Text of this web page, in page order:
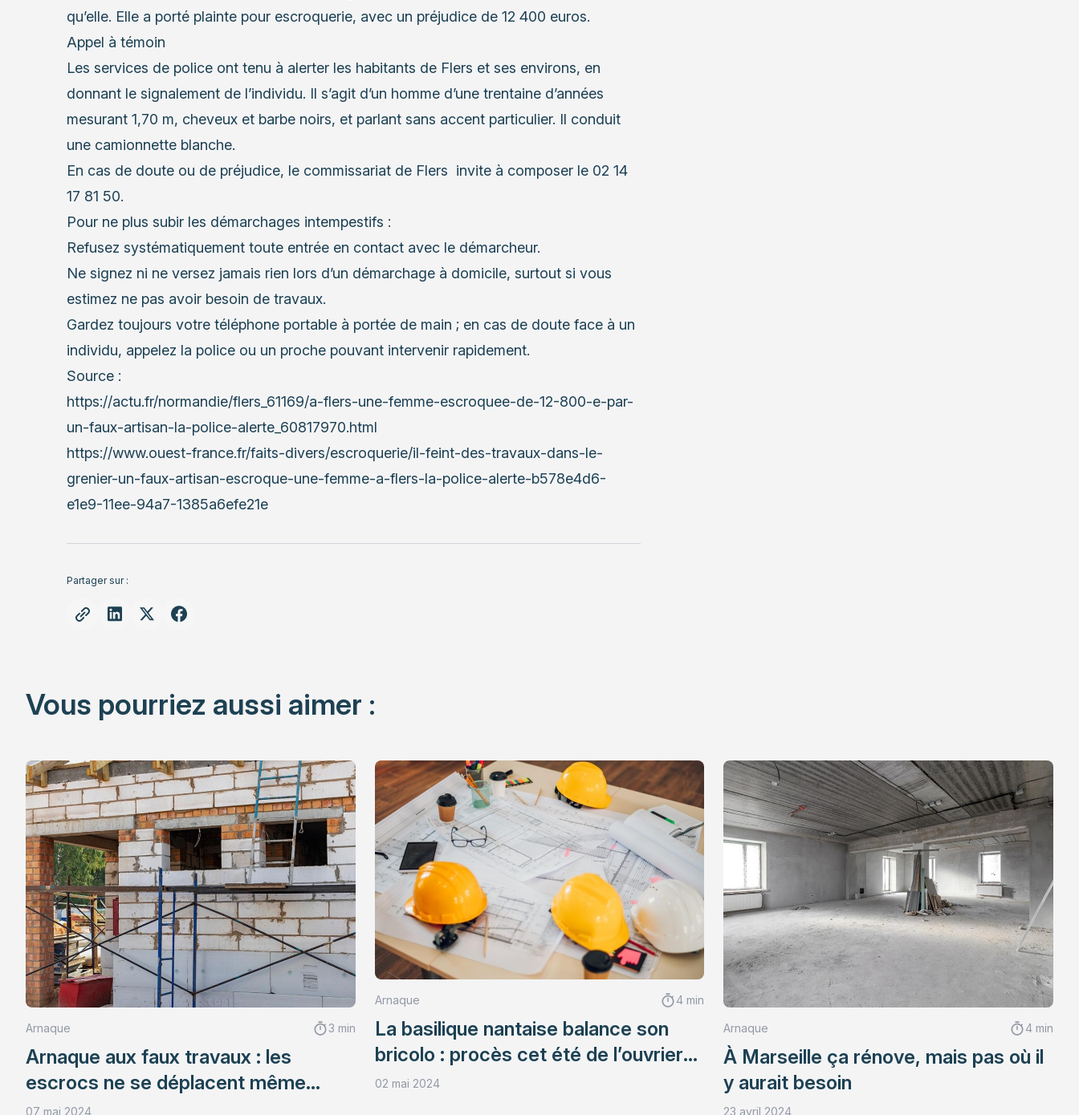
qu’elle. Elle a porté plainte pour escroquerie, avec un préjudice de 12 400 euros.
Appel à témoin
Les services de police ont tenu à alerter les habitants de Flers et ses environs, en
donnant le signalement de l’individu. Il s’agit d’un homme d’une trentaine d’années
mesurant 1,70 m, cheveux et barbe noirs, et parlant sans accent particulier. Il conduit
une camionnette blanche.
En cas de doute ou de préjudice, le commissariat de Flers invite à composer le 02 14
17 81 50.
Pour ne plus subir les démarchages intempestifs :
Refusez systématiquement toute entrée en contact avec le démarcheur.
Ne signez ni ne versez jamais rien lors d’un démarchage à domicile, surtout si vous
estimez ne pas avoir besoin de travaux.
Gardez toujours votre téléphone portable à portée de main ; en cas de doute face à un
individu, appelez la police ou un proche pouvant intervenir rapidement.
Source :
https://actu.fr/normandie/flers_61169/a-flers-une-femme-escroquee-de-12-800-e-par-
un-faux-artisan-la-police-alerte_60817970.html
https://www.ouest-france.fr/faits-divers/escroquerie/il-feint-des-travaux-dans-le-
grenier-un-faux-artisan-escroque-une-femme-a-flers-la-police-alerte-b578e4d6-
e1e9-11ee-94a7-1385a6efe21e
Partager sur :
Vous pourriez aussi aimer :
Arnaque 3 min
Arnaque aux faux travaux : les
escrocs ne se déplacent même
plus !
07 mai 2024
Arnaque 4 min
La basilique nantaise balance son
bricolo : procès cet été de l’ouvrier
voleur d’anges
02 mai 2024
Arnaque 4 min
À Marseille ça rénove, mais pas où il
y aurait besoin
23 avril 2024